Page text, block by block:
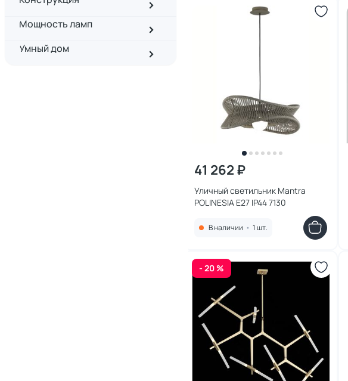
Мощность ламп
Умный дом
41 262 ₽
Уличный светильник Mantra
POLINESIA E27 IP44 7130
В наличии • 1 шт.
- 20 %